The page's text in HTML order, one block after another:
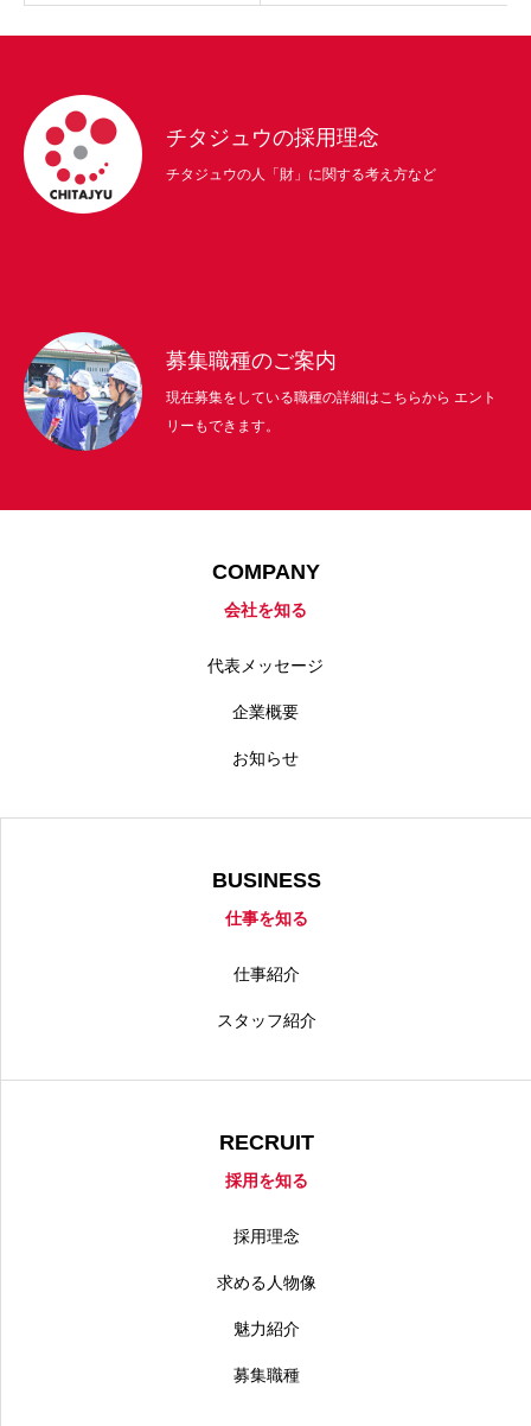
チタジュウの採用理念
チタジュウの人「財」に関する考え方など
募集職種のご案内
現在募集をしている職種の詳細はこちらから エント
リーもできます。
COMPANY
会社を知る
代表メッセージ
企業概要
お知らせ
BUSINESS
仕事を知る
仕事紹介
スタッフ紹介
RECRUIT
採用を知る
採用理念
求める人物像
魅力紹介
募集職種